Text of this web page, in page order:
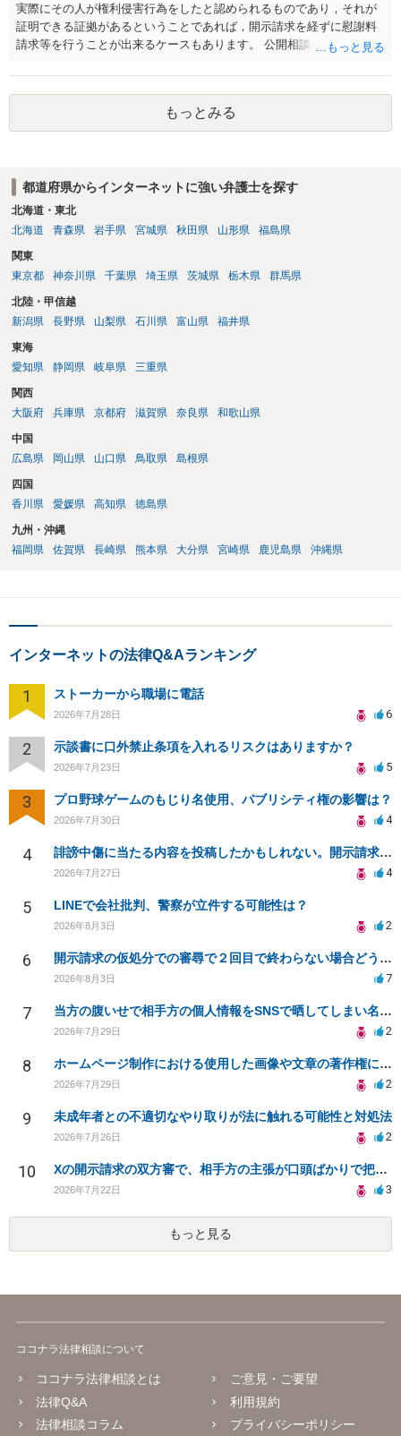
実際にその人が権利侵害行為をしたと認められるものであり，それが
証明できる証拠があるということであれば，開示請求を経ずに慰謝料
請求等を行うことが出来るケースもあります。 公開相談の場では回答
に個別に相談されると良いでしょう。
もっとみる
都道府県からインターネットに強い弁護士を探す
北海道・東北
北海道
青森県 岩手県 宮城県 秋田県 山形県 福島県
関東
東京都
神奈川県 千葉県 埼玉県 茨城県 栃木県 群馬県
北陸・甲信越
新潟県
長野県 山梨県 石川県 富山県 福井県
東海
愛知県
静岡県 岐阜県 三重県
関西
大阪府
兵庫県 京都府 滋賀県 奈良県 和歌山県
中国
広島県
岡山県 山口県 鳥取県 島根県
四国
香川県
愛媛県 高知県 徳島県
九州・沖縄
福岡県
佐賀県 長崎県 熊本県 大分県 宮崎県 鹿児島県 沖縄県
インターネットの法律Q&Aランキング
1 ストーカーから職場に電話
2026年7月28日 6
2 示談書に口外禁止条項を入れるリスクはありますか？
2026年7月23日 5
3 プロ野球ゲームのもじり名使用、パブリシティ権の影響は？
2026年7月30日 4
4 誹謗中傷に当たる内容を投稿したかもしれない。開示請求や民事刑事裁判に発展しうるのか教えて欲しい。
2026年7月27日 4
5 LINEで会社批判、警察が立件する可能性は？
2026年8月3日 2
6 開示請求の仮処分での審尋で２回目で終わらない場合どうしたらいいですか
2026年8月3日 7
7 当方の腹いせで相手方の個人情報をSNSで晒してしまい名誉毀損させてしまったかもしれない
2026年7月29日 2
8 ホームページ制作における使用した画像や文章の著作権について
2026年7月29日 2
9 未成年者との不適切なやり取りが法に触れる可能性と対処法
2026年7月26日 2
10 Xの開示請求の双方審で、相手方の主張が口頭ばかりで把握しきれません
2026年7月22日 3
もっと見る
ココナラ法律相談について
ココナラ法律相談とは
法律Q&A
法律相談コラム
ご意見・ご要望
利用規約
プライバシーポリシー